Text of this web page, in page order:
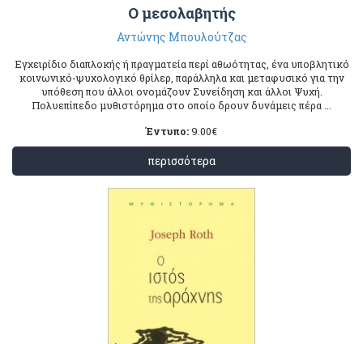
Ο μεσολαβητής
Αντώνης Μπουλούτζας
Εγχειρίδιο διαπλοκής ή πραγματεία περί αθωότητας, ένα υποβλητικό
κοινωνικό-ψυχολογικό θρίλερ, παράλληλα και μεταφυσικό για την
υπόθεση που άλλοι ονομάζουν Συνείδηση και άλλοι Ψυχή.
Πολυεπίπεδο μυθιστόρημα στο οποίο δρουν δυνάμεις πέρα ...
Έντυπο:9.00€
περισσότερα